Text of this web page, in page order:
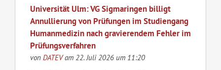
Universität Ulm: VG Sigmaringen billigt
Annullierung von Prüfungen im Studiengang
Humanmedizin nach gravierendem Fehler im
Prüfungsverfahren
von DATEVam 22. Juli 2026 um 11:20